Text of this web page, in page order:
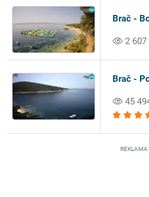
Brač -
2 607
Brač -
45
REKLAMA